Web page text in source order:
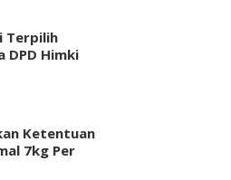
Terpilih
DPD Himki
Ketentuan
7kg Per